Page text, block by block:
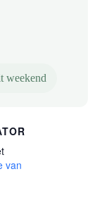
weekend
van